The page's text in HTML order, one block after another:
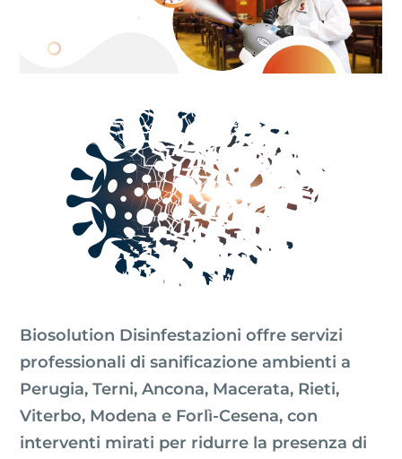
Biosolution Disinfestazioni offre servizi
professionali di sanificazione ambienti a
Perugia, Terni, Ancona, Macerata, Rieti,
Viterbo, Modena e Forlì-Cesena, con
interventi mirati per ridurre la presenza di